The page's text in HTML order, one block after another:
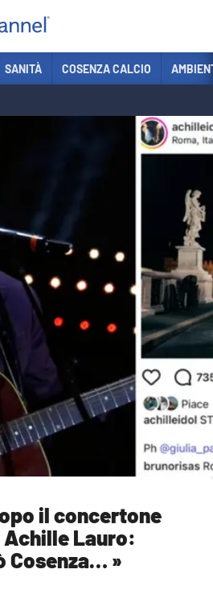
SANITÀ COSENZA CALCIO
il concertone
Lauro:
Cosenza… »